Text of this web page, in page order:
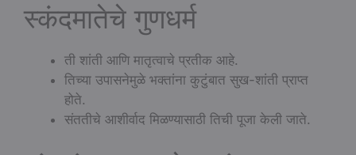
स्कंदमातेचे गुणधर्म
ती शांती आणि मातृत्वाचे प्रतीक आहे.
तिच्या उपासनेमुळे भक्तांना कुटुंबात सुख-शांती प्राप्त
होते.
संततीचे आशीर्वाद मिळण्यासाठी तिची पूजा केली जाते.